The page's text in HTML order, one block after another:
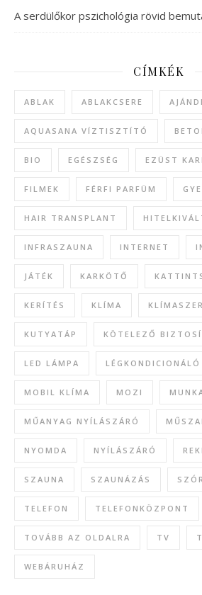
A serdülőkor pszichológia rövid
CÍMKÉK
ABLAK ABLAKCSERE
AQUASANA VÍZTISZTÍTÓ
BIO EGÉSZSÉG EZÜST
FILMEK FÉRFI PARFÜM
HAIR TRANSPLANT
INFRASZAUNA INTERNET
JÁTÉK KARKÖTŐ
KERÍTÉS KLÍMA
KUTYATÁP KÖTELEZŐ
LED LÁMPA LÉGKONDICIONÁLÓ
MOBIL KLÍMA MOZI
MŰANYAG NYÍLÁSZÁRÓ
NYOMDA NYÍLÁSZÁRÓ
SZAUNA SZAUNÁZÁS
TELEFON TELEFONKÖZPONT
TOVÁBB AZ OLDALRA TV
WEBÁRUHÁZ